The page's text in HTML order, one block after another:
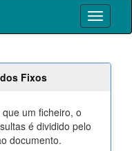
Fixos
um ficheiro, o
é dividido pelo
documento.